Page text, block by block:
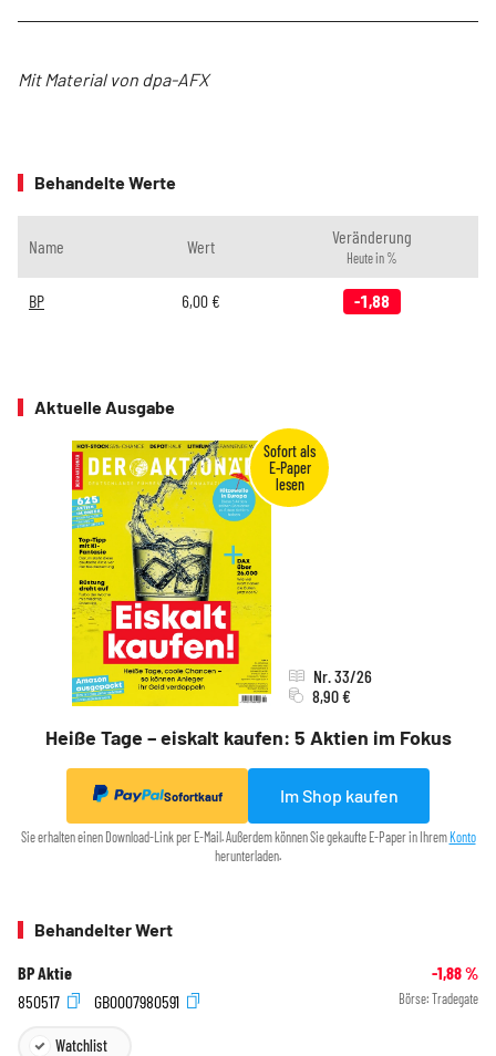
Mit Material von dpa-AFX
Behandelte Werte
Name Wert Veränderung
Heute in %
BP 6,00 € -1,88
Aktuelle Ausgabe
Heiße Tage – eiskalt kaufen: 5 Aktien im Fokus
Nr. 33/26
8,90 €
Sofortkauf Im Shop kaufen
Sie erhalten einen Download-Link per E-Mail. Außerdem können Sie gekaufte E-Paper in Ihrem Konto
herunterladen.
Behandelter Wert
BP Aktie -1,88%
850517
GB0007980591 Börse: Tradegate
Watchlist